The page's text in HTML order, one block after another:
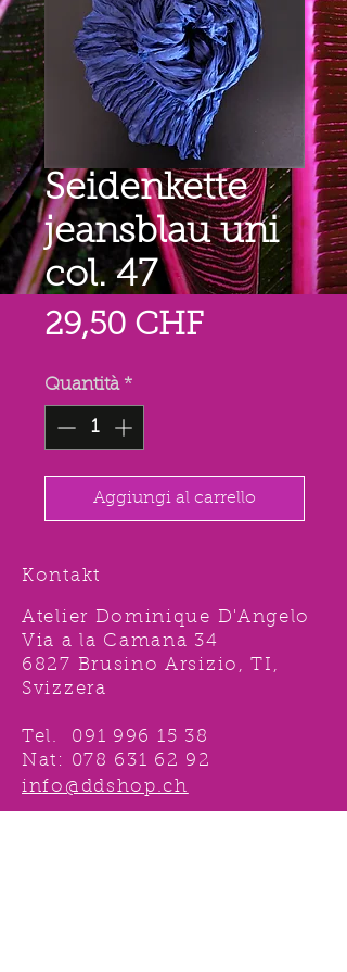
Seidenkette
jeansblau uni
col. 47
29,50 CHFPrezzo
Quantità *
Aggiungi al carrello
Kontakt
Atelier Dominique D'Angelo
Via a la Camana 34
6827 Brusino Arsizio, TI,
Svizzera
Tel. 091 996 15 38
Nat: 078 631 62 92
info@ddshop.ch